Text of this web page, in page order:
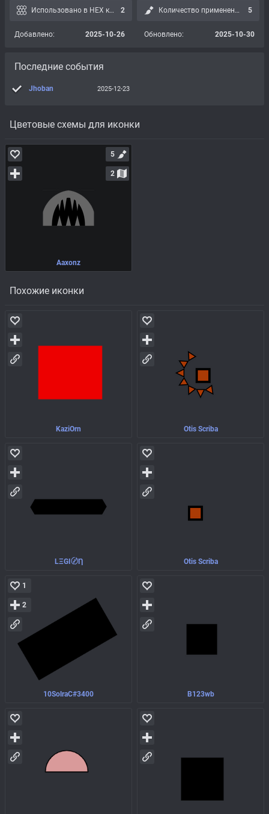
Цветовые схемы для иконки
Aaxonz
5
2
Похожие иконки
KaziOrn Otis Scriba
LΞGI〄Ƞ Otis Scriba
10SolraC#3400
1
2
B123wb
Использовано в HEX картах: 2 Количество применений: 5
Добавлено: 2025-10-26 Обновлено: 2025-10-30
Последние события
Jhoban 2025-12-23